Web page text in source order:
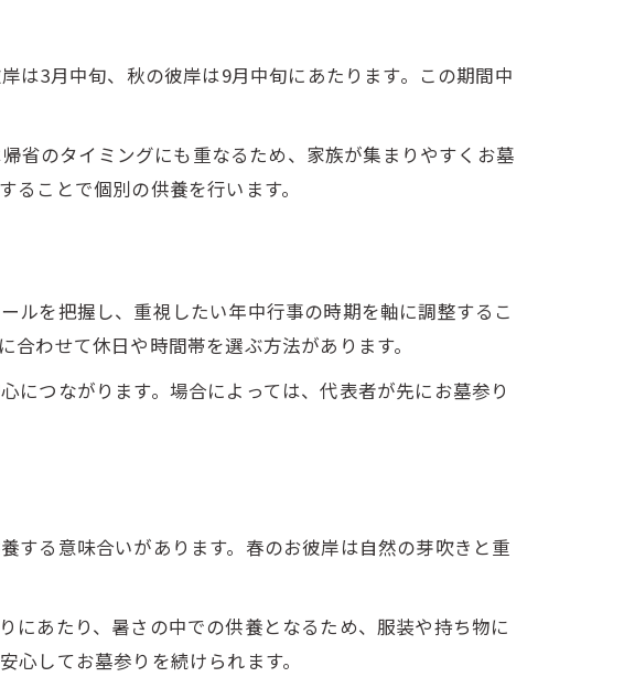
ラン
得
の工夫
基本
ナー
は3月中旬、秋の彼岸は9月中旬にあたります。この期間中
省のタイミングにも重なるため、家族が集まりやすくお墓
ことで個別の供養を行います。
ルを把握し、重視したい年中行事の時期を軸に調整するこ
わせて休日や時間帯を選ぶ方法があります。
につながります。場合によっては、代表者が先にお墓参り
する意味合いがあります。春のお彼岸は自然の芽吹きと重
にあたり、暑さの中での供養となるため、服装や持ち物に
してお墓参りを続けられます。